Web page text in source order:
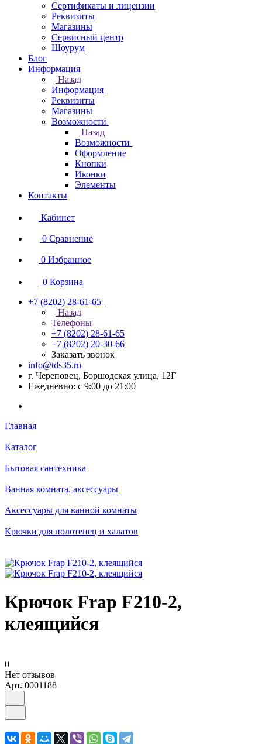
Сертификаты и лицензии
Реквизиты
Магазины
Сервисный центр
Шоурум
Блог
Информация
Назад
Информация
Реквизиты
Магазины
Возможности
Назад
Возможности
Оформление
Кнопки
Иконки
Элементы
Контакты
Кабинет
0 Сравнение
0 Избранное
0 Корзина
+7 (8202) 28‑61-65
Назад
Телефоны
+7 (8202) 28‑61-65
+7 (8202) 20‑30-66
Заказать звонок
info@tds35.ru
г. Череповец, Боршодская улица, 12Г
Ежедневно: с 9:00 до 21:00
Главная
Каталог
Бытовая сантехника
Ванная комната, аксессуары
Аксессуары для ванной комнаты
Крючки для полотенец и халатов
Крючок Frap F210-2,
клеящийся
0
Нет отзывов
Арт. 0001188